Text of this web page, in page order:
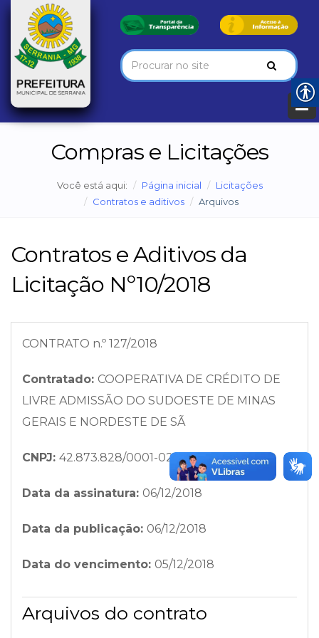
Compras e Licitações
Você está aqui: Página inicial
Licitações
Contratos e aditivos
Arquivos
Contratos e Aditivos da
Licitação Nº10/2018
CONTRATO n.º 127/2018
Contratado: COOPERATIVA DE CRÉDITO DE
LIVRE ADMISSÃO DO SUDOESTE DE MINAS
GERAIS E NORDESTE DE SÃ
CNPJ: 42.873.828/0001-02
Data da assinatura: 06/12/2018
Data da publicação: 06/12/2018
Data do vencimento: 05/12/2018
Arquivos do contrato